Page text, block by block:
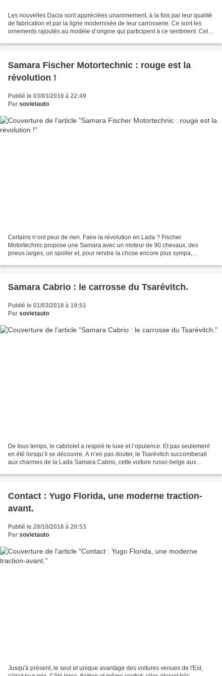
Les nouvelles Dacia sont appréciées unanimement, à la fois par leur qualité
de fabrication et par la ligne modernisée de leur carrosserie. Ce sont les
ornements rajoutés au modèle d’origine qui participent à ce sentiment. Celui
Samara Fischer Motortechnic : rouge est la
révolution !
Publié le 03/03/2018 à 22:49
Par sovietauto
Certains n’ont peur de rien. Faire la révolution en Lada ? Fischer
Motortechnic propose une Samara avec un moteur de 90 chevaux, des
pneus larges, un spoiler et, pour rendre la chose encore plus sympa,
Samara Cabrio : le carrosse du Tsarévitch.
Publié le 01/03/2018 à 19:51
Par sovietauto
De tous temps, le cabriolet a respiré le luxe et l’opulence. Et pas seulement
en été lorsqu’il se découvre. A n’en pas douter, le Tsarévitch succomberait
aux charmes de la Lada Samara Cabrio, cette voiture russo-belge aux
Contact : Yugo Florida, une moderne traction-
avant.
Publié le 28/10/2016 à 20:53
Par sovietauto
Jusqu'à présent, le seul et unique avantage des voitures venues de l'Est,